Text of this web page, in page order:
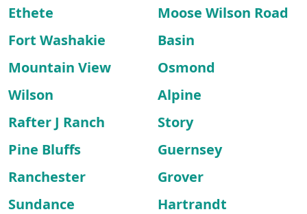
Ethete
Moose Wilson Road
Fort Washakie
Basin
Mountain View
Osmond
Wilson
Alpine
Rafter J Ranch
Story
Pine Bluffs
Guernsey
Ranchester
Grover
Sundance
Hartrandt